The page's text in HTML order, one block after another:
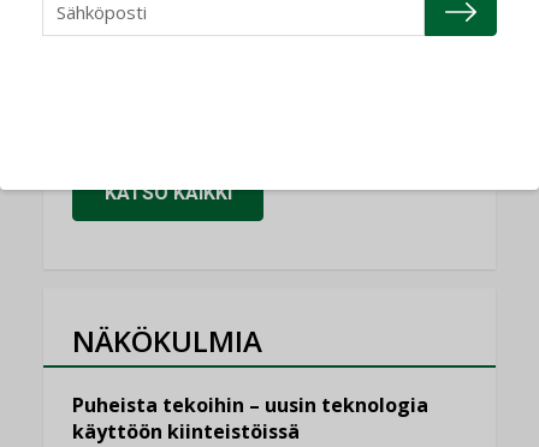
LEHDEN ARTIKKELIT
KATSO KAIKKI
NÄKÖKULMIA
Puheista tekoihin – uusin teknologia
käyttöön kiinteistöissä